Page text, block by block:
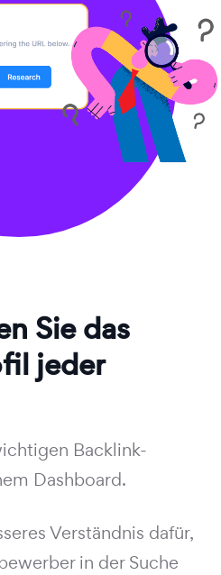
Sie das
jeder
Backlink-
Dashboard.
Verständnis dafür,
in der Suche